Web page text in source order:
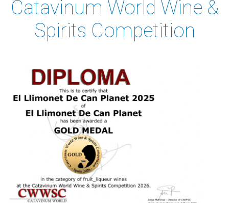
Catavinum World Wine &
Spirits Competition